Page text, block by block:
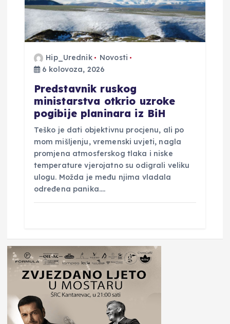
Hip_Urednik
Novosti
6 kolovoza, 2026
Predstavnik ruskog
ministarstva otkrio uzroke
pogibije planinara iz BiH
Teško je dati objektivnu procjenu, ali po
mom mišljenju, vremenski uvjeti, nagla
promjena atmosferskog tlaka i niske
temperature vjerojatno su odigrali veliku
ulogu. Možda je među njima vladala
određena panika.…